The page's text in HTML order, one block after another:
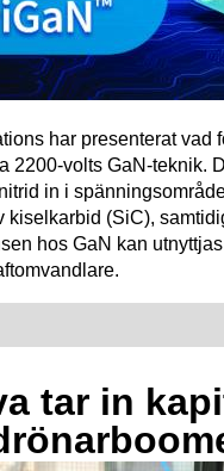
har presenterat vad
2200-volts GaN-teknik.
in i
kiselkarbid (SiC),
hos GaN kan
tar in